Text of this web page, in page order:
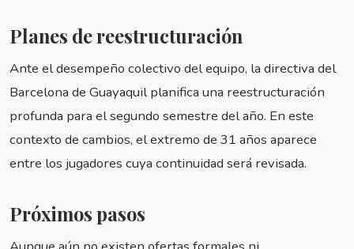
Planes de reestructuración
Ante el desempeño colectivo del equipo, la directiva del
Barcelona de Guayaquil planifica una reestructuración
profunda para el segundo semestre del año. En este
contexto de cambios, el extremo de 31 años aparece
entre los jugadores cuya continuidad será revisada.
Próximos pasos